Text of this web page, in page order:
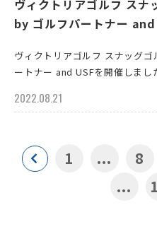
ヴィクトリアゴルフ ス
by ゴルフパートナー
ヴィクトリアゴルフ スナッグ
ートナー and USFを開催しまし
2022.08.21
1 ... 8
...